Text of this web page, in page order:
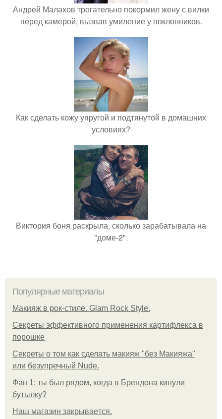
Андрей Малахов трогательно покормил жену с вилки
перед камерой, вызвав умиление у поклонников.
Как сделать кожу упругой и подтянутой в домашних
условиях?
Виктория боня раскрыла, сколько зарабатывала на
"доме-2".
Популярные материалы
Макияж в рок-стиле. Glam Rock Style.
Секреты эффективного применения картифлекса в
порошке
Секреты о том как сделать макияж "без Макияжа"
или безупречный Nude.
Фан 1: ты был рядом, когда в Брендона кинули
бутылку?
Нaш магaзин зaкрывaeтся.